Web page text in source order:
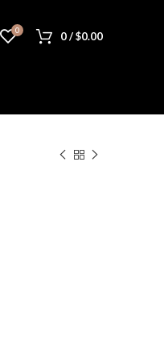
0 0/$0.00